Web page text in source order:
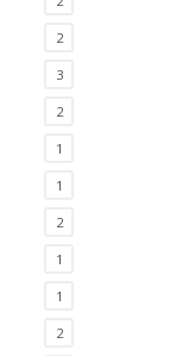
2
3
2
1
1
2
1
1
2